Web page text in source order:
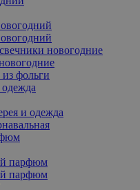
новогодние
фольги
и одежда
парфюм
парфюм